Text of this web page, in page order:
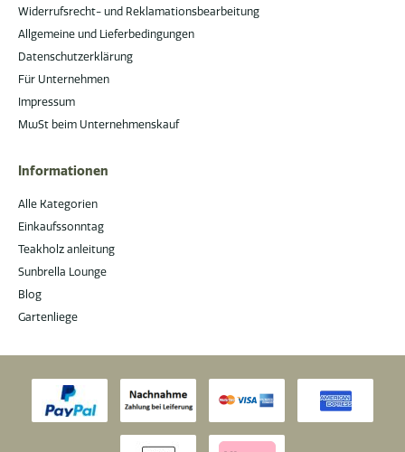
Widerrufsrecht- und Reklamationsbearbeitung
Allgemeine und Lieferbedingungen
Datenschutzerklärung
Für Unternehmen
Impressum
MwSt beim Unternehmenskauf
Informationen
Alle Kategorien
Einkaufssonntag
Teakholz anleitung
Sunbrella Lounge
Blog
Gartenliege